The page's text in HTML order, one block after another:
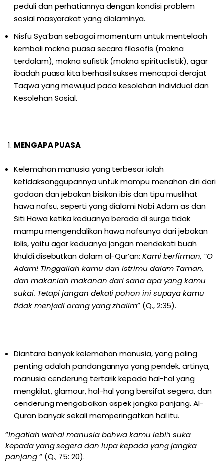
peduli dan perhatiannya dengan kondisi problem
sosial masyarakat yang dialaminya.
Nisfu Sya’ban sebagai momentum untuk mentelaah
kembali makna puasa secara filosofis (makna
terdalam), makna sufistik (makna spiritualistik), agar
ibadah puasa kita berhasil sukses mencapai derajat
Taqwa yang mewujud pada kesolehan individual dan
Kesolehan Sosial.
MENGAPA PUASA
Kelemahan manusia yang terbesar ialah
ketidaksanggupannya untuk mampu menahan diri dari
godaan dan jebakan bisikan ibis dan tipu muslihat
hawa nafsu, seperti yang dialami Nabi Adam as dan
Siti Hawa ketika keduanya berada di surga tidak
mampu mengendalikan hawa nafsunya dari jebakan
iblis, yaitu agar keduanya jangan mendekati buah
khuldi.disebutkan dalam al-Qur’an: Kami berfirman, “O
Adam! Tinggallah kamu dan istrimu dalam Taman,
dan makanlah makanan dari sana apa yang kamu
sukai. Tetapi jangan dekati pohon ini supaya kamu
tidak menjadi orang yang zhalim” (Q., 2:35).
Diantara banyak kelemahan manusia, yang paling
penting adalah pandangannya yang pendek. artinya,
manusia cenderung tertarik kepada hal-hal yang
mengkilat, glamour, hal-hal yang bersifat segera, dan
cenderung mengabaikan aspek jangka panjang. Al-
Quran banyak sekali memperingatkan hal itu.
“Ingatlah wahai manusia bahwa kamu lebih suka
kepada yang segera dan lupa kepada yang jangka
panjang“ (Q., 75: 20).